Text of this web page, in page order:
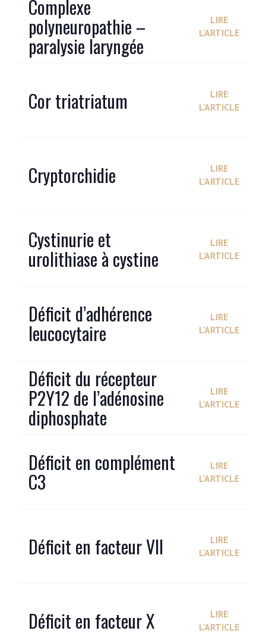
Complexe
polyneuropathie –
paralysie laryngée
LIRE
L'ARTICLE
Cor triatriatum
LIRE
L'ARTICLE
Cryptorchidie
LIRE
L'ARTICLE
Cystinurie et
urolithiase à cystine
LIRE
L'ARTICLE
Déficit d’adhérence
leucocytaire
LIRE
L'ARTICLE
Déficit du récepteur
P2Y12 de l’adénosine
diphosphate
LIRE
L'ARTICLE
Déficit en complément
C3
LIRE
L'ARTICLE
Déficit en facteur VII
LIRE
L'ARTICLE
Déficit en facteur X
LIRE
L'ARTICLE